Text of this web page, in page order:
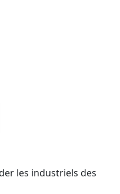
les industriels des